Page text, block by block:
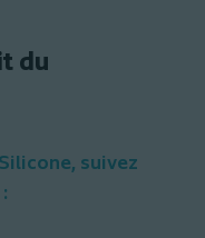
du
suivez